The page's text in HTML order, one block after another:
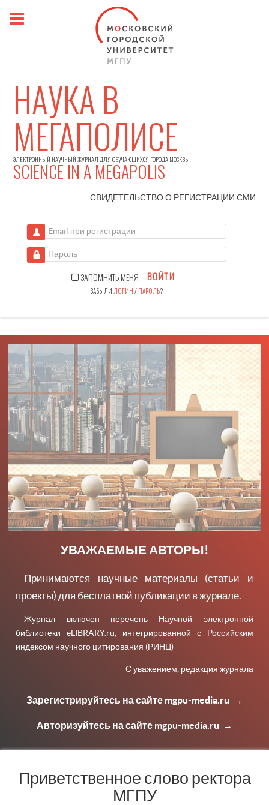
НАУКА В
МЕГАПОЛИСЕ
ЭЛЕКТРОННЫЙ НАУЧНЫЙ ЖУРНАЛ ДЛЯ ОБУЧАЮЩИХСЯ ГОРОДА МОСКВЫ
SCIENCE IN A MEGAPOLIS
СВИДЕТЕЛЬСТВО О РЕГИСТРАЦИИСМИ
Email при регистрации
Пароль
ЗАПОМНИТЬ МЕНЯ ВОЙТИ
ЗАБЫЛИ ЛОГИН/ПАРОЛЬ?
УВАЖАЕМЫЕ АВТОРЫ!
Принимаются научные материалы (статьи и
проекты) для бесплатной публикации в журнале.
Журнал включен перечень Научной электронной
библиотекиeLIBRARY.ru , интегрированной с Российским
индексом научного цитирования (РИНЦ)
С уважением, редакция журнала
Зарегистрируйтесь на сайтеmgpu-media.ru →
Авторизуйтесь на сайтеmgpu-media.ru →
Приветственное слово ректора
МГПУ